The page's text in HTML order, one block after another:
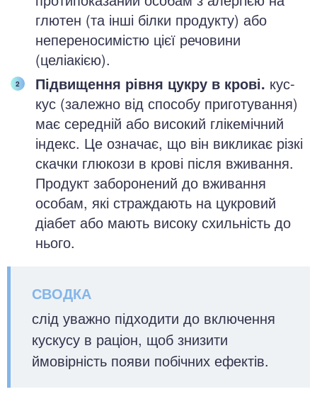
глютен (та інші білки продукту) або
непереносимістю цієї речовини
(целіакією).
Підвищення рівня цукру в крові. кус-
кус (залежно від способу приготування)
має середній або високий глікемічний
індекс. Це означає, що він викликає різкі
скачки глюкози в крові після вживання.
Продукт заборонений до вживання
особам, які страждають на цукровий
діабет або мають високу схильність до
нього.
слід уважно підходити до включення
кускусу в раціон, щоб знизити
ймовірність появи побічних ефектів.